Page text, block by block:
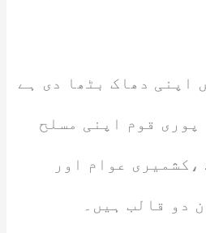
اپنی دھاک بٹھا دی ہے
پوری قوم اپنی مسلح
عوام اور
دو قالب ہیں۔